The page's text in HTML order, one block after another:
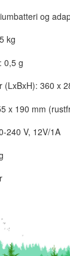
og
kg
0,5 g
(LxBxH): 360 x
x 190 mm
240 V, 12V/1A